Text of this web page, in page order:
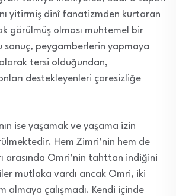
yitirmiş dinî fanatizmden kurtaran
görülmüş olması muhtemel bir
sonuç, peygamberlerin yapmaya
olarak tersi olduğundan,
destekleyenleri çaresizliğe
ise yaşamak ve yaşama izin
Hem Zimri’nin hem de
arasında Omri’nin tahttan indiğini
mutlaka vardı ancak Omri, iki
çalışmadı. Kendi içinde